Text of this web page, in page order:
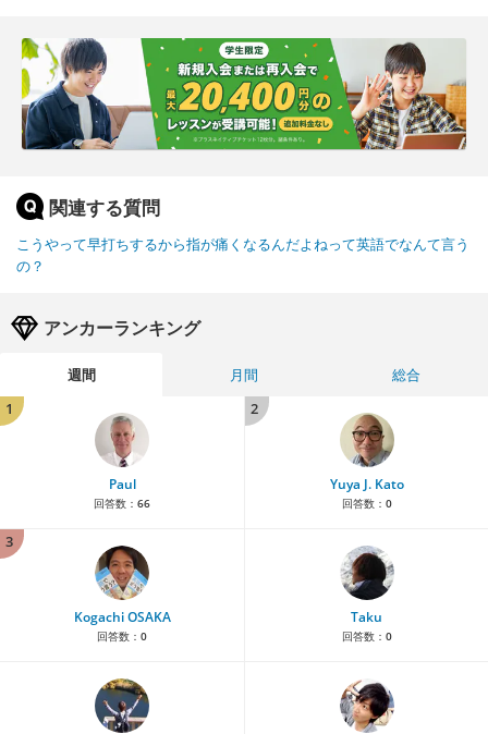
関連する質問
こうやって早打ちするから指が痛くなるんだよねって英語でなんて言う
の？
アンカーランキング
週間 月間
総合
1
Paul
回答数： 66
2
Yuya J. Kato
回答数： 0
3
Kogachi OSAKA
回答数： 0
Taku
回答数： 0